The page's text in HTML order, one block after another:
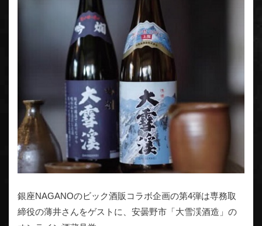
銀座NAGANOのビック酒販コラボ企画の第4弾は専務取
締役の薄井さんをゲストに、安曇野市「大雪渓酒造」の